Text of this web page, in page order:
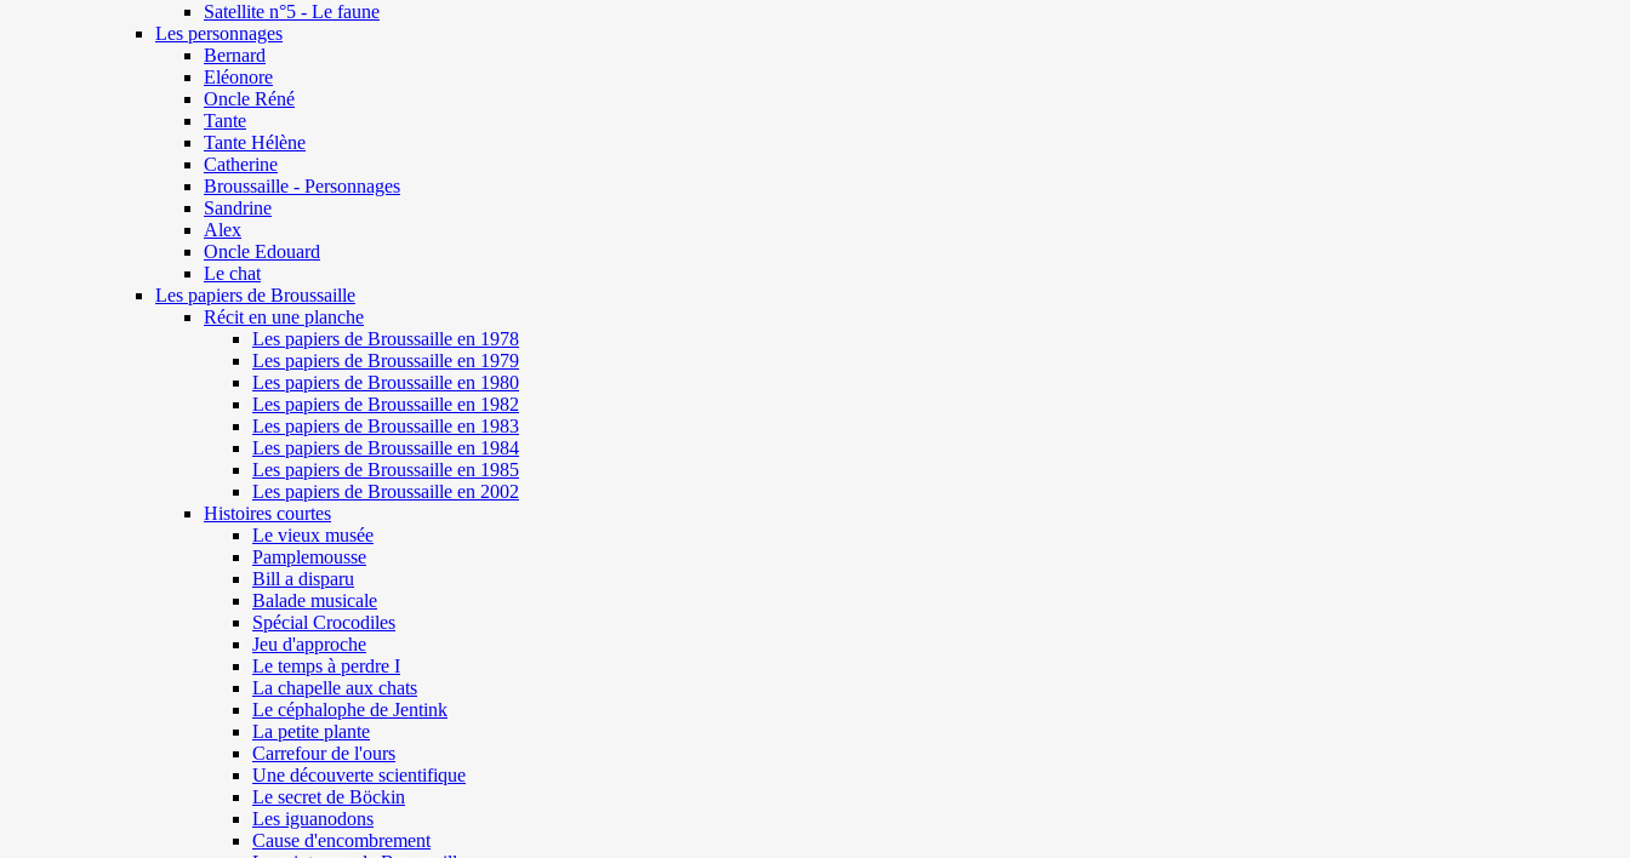
Satellite n°5 - Le faune
Les personnages
Bernard
Eléonore
Oncle Réné
Tante
Tante Hélène
Catherine
Broussaille - Personnages
Sandrine
Alex
Oncle Edouard
Le chat
Les papiers de Broussaille
Récit en une planche
Les papiers de Broussaille en 1978
Les papiers de Broussaille en 1979
Les papiers de Broussaille en 1980
Les papiers de Broussaille en 1982
Les papiers de Broussaille en 1983
Les papiers de Broussaille en 1984
Les papiers de Broussaille en 1985
Les papiers de Broussaille en 2002
Histoires courtes
Le vieux musée
Pamplemousse
Bill a disparu
Balade musicale
Spécial Crocodiles
Jeu d'approche
Le temps à perdre I
La chapelle aux chats
Le céphalophe de Jentink
La petite plante
Carrefour de l'ours
Une découverte scientifique
Le secret de Böckin
Les iguanodons
Cause d'encombrement